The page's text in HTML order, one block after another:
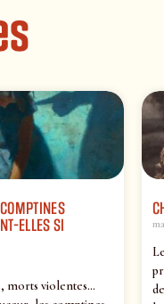
ELLES SI
morts violentes…